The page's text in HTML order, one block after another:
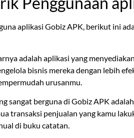
aplikasi Gobiz APK, berikut ini
adalah aplikasi yang
bisnis mereka dengan lebih
urusanmu.
sangat berguna di Gobiz APK
transaksi penjualan yang kamu
di buku catatan.